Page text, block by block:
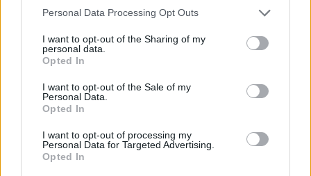
Please note that this website/app uses one or more Google
not limited to your visit or usage behaviour. You may click to
grant or deny consent to Google and its third-party tags to
use your data for below specified purposes in below Google
consent section.
Personal Data Processing Opt Outs
I want to opt-out of the Sharing of my
personal data.
Opted In
I want to opt-out of the Sale of my
Personal Data.
Opted In
I want to opt-out of processing my
Personal Data for Targeted Advertising.
Opted In
Staff